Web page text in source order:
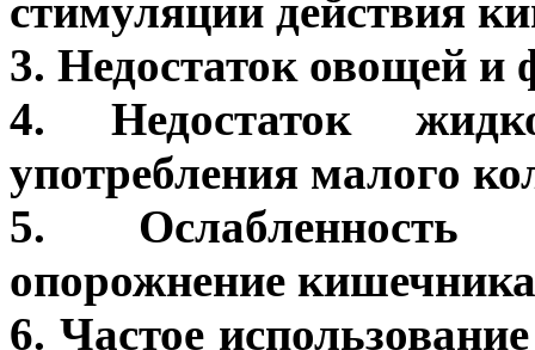
стимуляции действия
3. Недостаток овощей и
4. Недостаток
употребления малого
5. Ослабленность
опорожнение
6. Частое